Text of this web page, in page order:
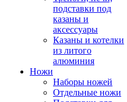
подставки под
казаны и
аксессуары
Казаны и котелки
из литого
алюминия
Ножи
Наборы ножей
Отдельные ножи